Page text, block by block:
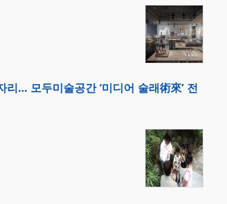
리… 모두미술공간 ‘미디어 술래術來’ 전